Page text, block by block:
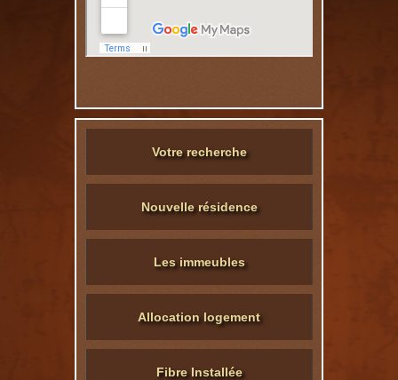
Votre recherche
Nouvelle résidence
Les immeubles
Allocation logement
Fibre Installée